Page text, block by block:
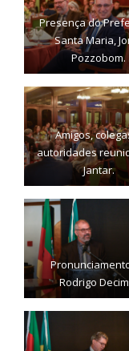
Presença do
Santa Maria,
Pozzobom.
Amigos,
autoridades
Jantar.
Rodrigo